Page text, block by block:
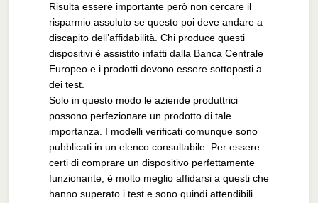
Risulta essere importante però non cercare il
risparmio assoluto se questo poi deve andare a
discapito dell’affidabilità. Chi produce questi
dispositivi è assistito infatti dalla Banca Centrale
Europeo e i prodotti devono essere sottoposti a
dei test.
Solo in questo modo le aziende produttrici
possono perfezionare un prodotto di tale
importanza. I modelli verificati comunque sono
pubblicati in un elenco consultabile. Per essere
certi di comprare un dispositivo perfettamente
funzionante, è molto meglio affidarsi a questi che
hanno superato i test e sono quindi attendibili.